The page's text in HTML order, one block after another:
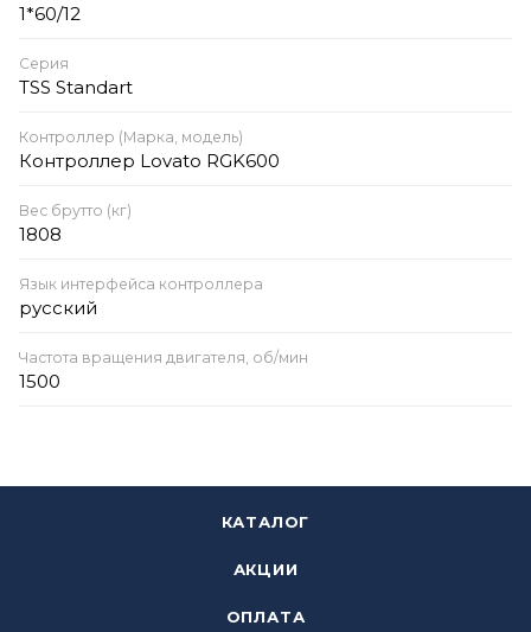
1*60/12
Серия
TSS Standart
Контроллер (Марка, модель)
Контроллер Lovato RGK600
Вес брутто (кг)
1808
Язык интерфейса контроллера
русский
Частота вращения двигателя, об/мин
1500
КАТАЛОГ
АКЦИИ
ОПЛАТА